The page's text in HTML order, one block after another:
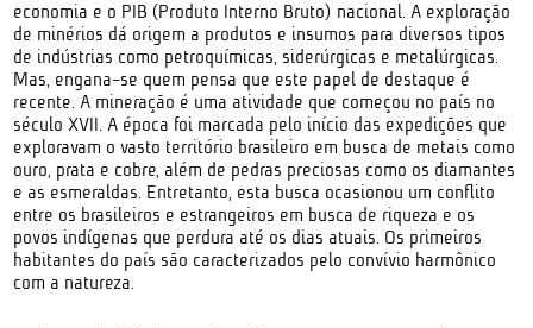
economia e o PIB (Produto Interno Bruto) nacional. A exploração
de minérios dá origem a produtos e insumos para diversos tipos
de indústrias como petroquímicas, siderúrgicas e metalúrgicas.
Mas, engana-se quem pensa que este papel de destaque é
recente. A mineração é uma atividade que começou no país no
século XVII. A época foi marcada pelo início das expedições que
exploravam o vasto território brasileiro em busca de metais como
ouro, prata e cobre, além de pedras preciosas como os diamantes
e as esmeraldas. Entretanto, esta busca ocasionou um conflito
entre os brasileiros e estrangeiros em busca de riqueza e os
povos indígenas que perdura até os dias atuais. Os primeiros
habitantes do país são caracterizados pelo convívio harmônico
com a natureza.